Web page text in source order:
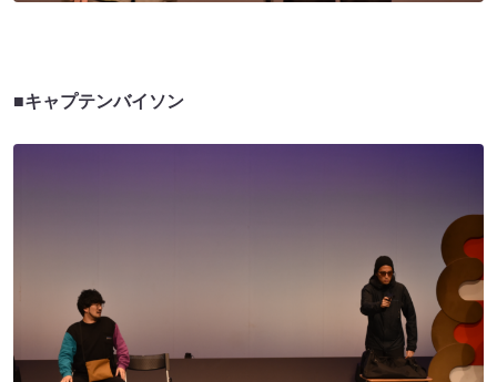
■キャプテンバイソン